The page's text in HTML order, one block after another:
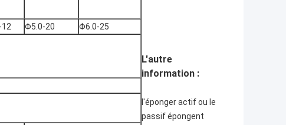
Φ5.0-20
Φ6.0-25
L'autre
information :
l'éponger actif ou le
passif épongent